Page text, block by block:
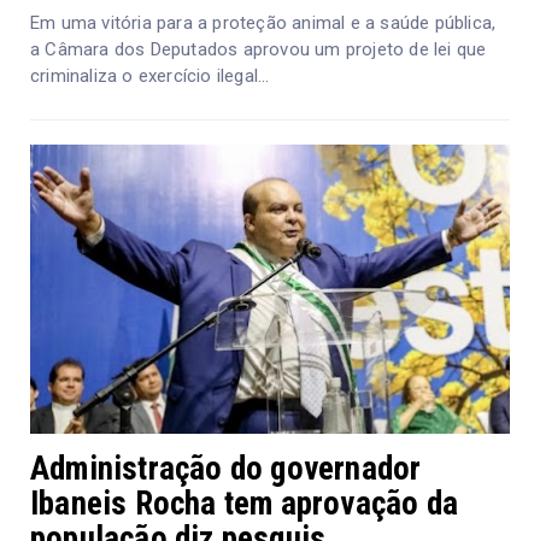
Em uma vitória para a proteção animal e a saúde pública,
a Câmara dos Deputados aprovou um projeto de lei que
criminaliza o exercício ilegal...
Administração do governador
Ibaneis Rocha tem aprovação da